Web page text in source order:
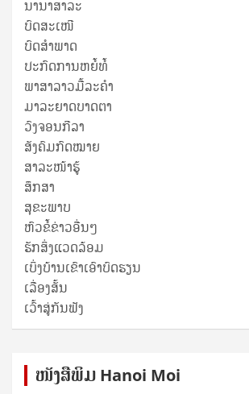
ນານາສາລະ
ບົດສະເໜີ
ບົດສໍາພາດ
ປະກົດການຫຍໍ້ທໍ້
ພາສາລາວມື້ລະຄຳ
ມາລະຍາດບາດຕາ
ວົງຈອນກີລາ
ສັງຄົມກົດໝາຍ
ສາລະໜ້າຮູ້
ສຶກສາ
ສຸ​ຂະ​ພາບ
ຫົວຂໍ້ຂ່າວອື່ນໆ
ຮັກສິ່ງແວດລ້ອມ
ເບິ່ງບ້ານເຂົາເອົາບົດຮຽນ
ເລື່ອງສັ້ນ
ເວົ້າສູ່ກັນຟັງ
ໜັງ​ສື​ພິມ Hanoi Moi